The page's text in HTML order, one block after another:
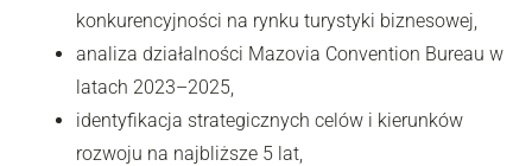
konkurencyjności na rynku turystyki biznesowej,
analiza działalności Mazovia Convention Bureau w
latach 2023–2025,
identyfikacja strategicznych celów i kierunków
rozwoju na najbliższe 5 lat,